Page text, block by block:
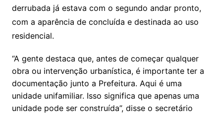
derrubada já estava com o segundo andar pronto,
com a aparência de concluída e destinada ao uso
residencial.
“A gente destaca que, antes de começar qualquer
obra ou intervenção urbanística, é importante ter a
documentação junto a Prefeitura. Aqui é uma
unidade unifamiliar. Isso significa que apenas uma
unidade pode ser construída”, disse o secretário